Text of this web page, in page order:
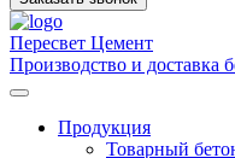
Пересвет Цемент
Производство и доставка
Продукция
Товарный